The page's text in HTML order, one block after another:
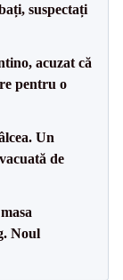
suspectați
acuzat că
pentru o
Un
de
Noul